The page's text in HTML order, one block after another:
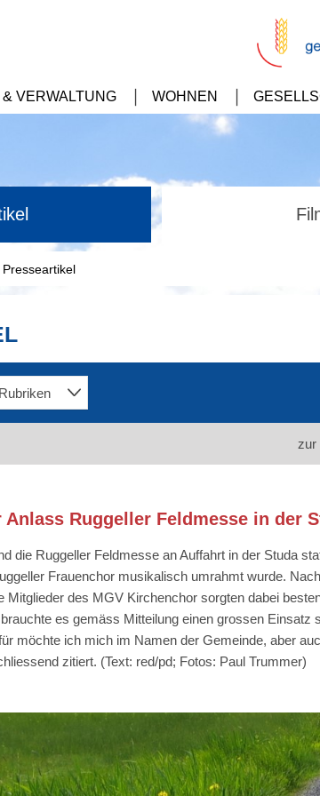
& VERWALTUNG WOHNEN
Presseartikel
zur
Anlass Ruggeller Feldmesse in der
die Ruggeller Feldmesse an Auffahrt in der Studa
Frauenchor musikalisch umrahmt wurde.
Mitglieder des MGV Kirchenchor sorgten dabei
es gemäss Mitteilung einen grossen
möchte ich mich im Namen der Gemeinde, aber
zitiert. (Text: red/pd; Fotos: Paul Trummer)